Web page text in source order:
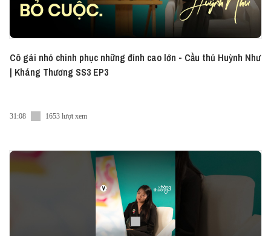
Cô gái nhỏ chinh phục những đỉnh cao lớn - Cầu thủ Huỳnh Như
| Kháng Thương SS3 EP3
31:08 1653 lượt xem